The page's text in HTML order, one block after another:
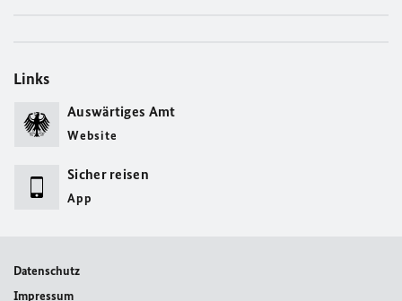
Links
Auswärtiges Amt
Website
Sicher reisen
App
Datenschutz
Impressum